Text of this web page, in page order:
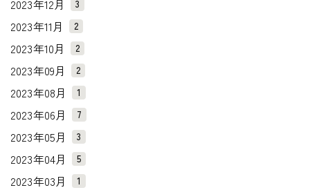
2023年12月 3
2023年11月 2
2023年10月 2
2023年09月 2
2023年08月 1
2023年06月 7
2023年05月 3
2023年04月 5
2023年03月 1